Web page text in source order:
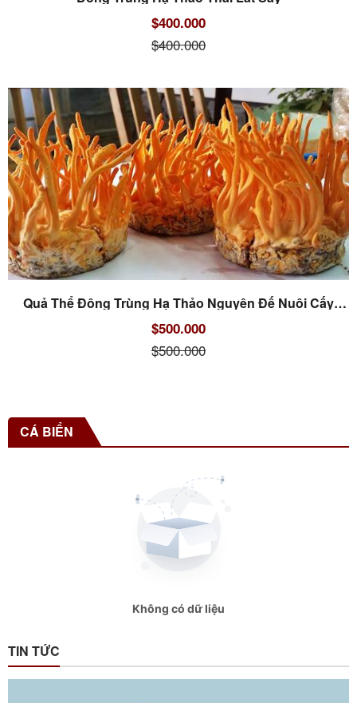
$400.000
$400.000
Quả Thể Đông Trùng Hạ Thảo Nguyên Đế Nuôi Cấy
$500.000
$500.000
CÁ BIỂN
Không có dữ liệu
TIN TỨC